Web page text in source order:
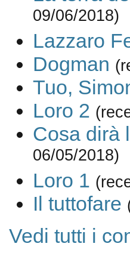
09/06/2018)
Lazzaro
Dogman
Tuo,
Loro 2
Cosa dirà
06/05/2018)
Loro 1
Il tuttofare
Vedi tutti i